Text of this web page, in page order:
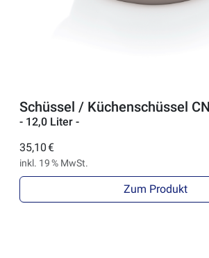
Schüssel / Küchenschüssel
- 12,0 Liter -
35,10 €
inkl. 19 % MwSt.
Zum Produkt